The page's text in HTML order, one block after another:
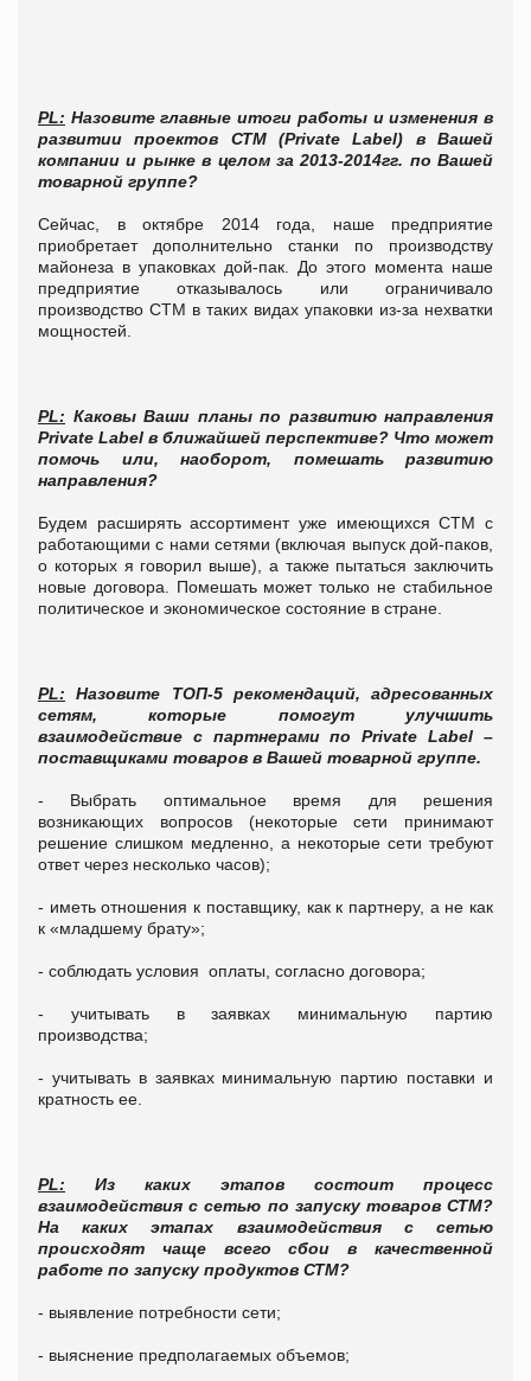
PL: Назовите главные итоги работы и изменения в
развитии проектов СТМ (Private Label) в Вашей
компании и рынке в целом за 2013-2014гг. по Вашей
товарной группе?
Сейчас, в октябре 2014 года, наше предприятие
приобретает дополнительно станки по производству
майонеза в упаковках дой-пак. До этого момента наше
предприятие отказывалось или ограничивало
производство СТМ в таких видах упаковки из-за нехватки
мощностей.
PL: Каковы Ваши планы по развитию направления
Private Label в ближайшей перспективе? Что может
помочь или, наоборот, помешать развитию
направления?
Будем расширять ассортимент уже имеющихся СТМ с
работающими с нами сетями (включая выпуск дой-паков,
о которых я говорил выше), а также пытаться заключить
новые договора. Помешать может только не стабильное
политическое и экономическое состояние в стране.
PL:
Назовите ТОП-5 рекомендаций, адресованных
сетям, которые помогут улучшить
взаимодействие с партнерами по Private Label –
поставщиками товаров в Вашей товарной группе.
- Выбрать оптимальное время для решения
возникающих вопросов (некоторые сети принимают
решение слишком медленно, а некоторые сети требуют
ответ через несколько часов);
- иметь отношения к поставщику, как к партнеру, а не как
к «младшему брату»;
- соблюдать условия оплаты, согласно договора;
- учитывать в заявках минимальную партию
производства;
- учитывать в заявках минимальную партию поставки и
кратность ее.
PL:
Из каких этапов состоит процесс
взаимодействия с сетью по запуску товаров СТМ?
На каких этапах взаимодействия с сетью
происходят чаще всего сбои в качественной
работе по запуску продуктов СТМ?
- выявление потребности сети;
- выяснение предполагаемых объемов;